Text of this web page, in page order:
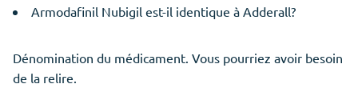
Armodafinil Nubigil est-il identique à Adderall?
Dénomination du médicament. Vous pourriez avoir besoin
de la relire.